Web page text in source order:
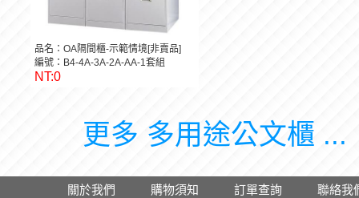
品名：OA隔間櫃-示範情境[非賣品]
編號：B4-4A-3A-2A-AA-1套組
NT:0
更多 多用途公文櫃 ...
關於我們 購物須知 訂單查詢 聯絡我